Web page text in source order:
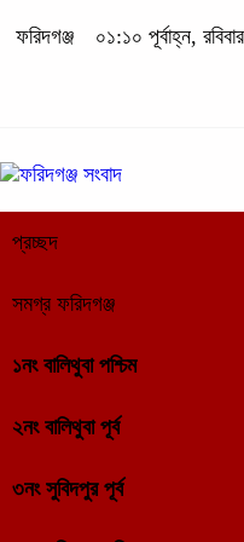
ফরিদগঞ্জ ০১:১০ পূর্বাহ্ন,
প্রচ্ছদ
সমগ্র ফরিদগঞ্জ
১নং বালিথুবা পশ্চিম
২নং বালিথুবা পূর্ব
৩নং সুবিদপুর পূর্ব